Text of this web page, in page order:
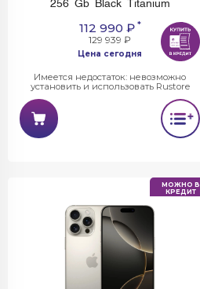
256 Gb Black Titanium
112 990 ₽*
129 939 ₽
Цена сегодня
Имеется недостаток: невозможно
установить и использовать Rustore
МОЖНО В
КРЕДИТ